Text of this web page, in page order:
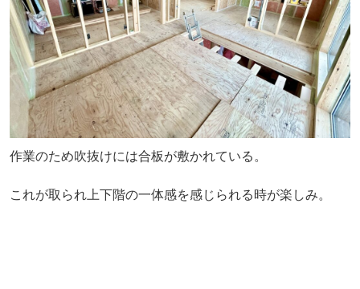
作業のため吹抜けには合板が敷かれている。
これが取られ上下階の一体感を感じられる時が楽しみ。